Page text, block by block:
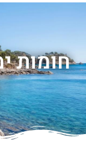
חומות